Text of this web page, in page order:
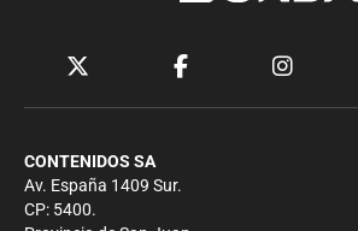
CONTENIDOS SA
Av. España 1409 Sur.
CP: 5400.